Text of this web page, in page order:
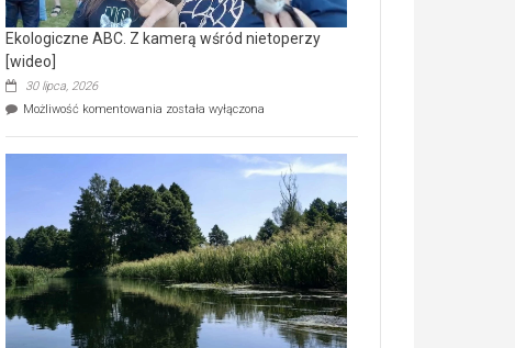
Ekologiczne ABC. Z kamerą wśród nietoperzy
[wideo]
30 lipca, 2026
Możliwość komentowania Ekologiczne
wśród
nietoperzy
[wideo]
została wyłączona